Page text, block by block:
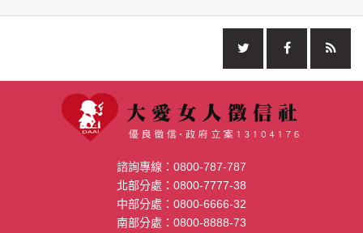
諮詢專線： 0800-787-787
北部分處： 0800-7777-38
中部分處： 0800-6666-32
南部分處： 0800-8888-73